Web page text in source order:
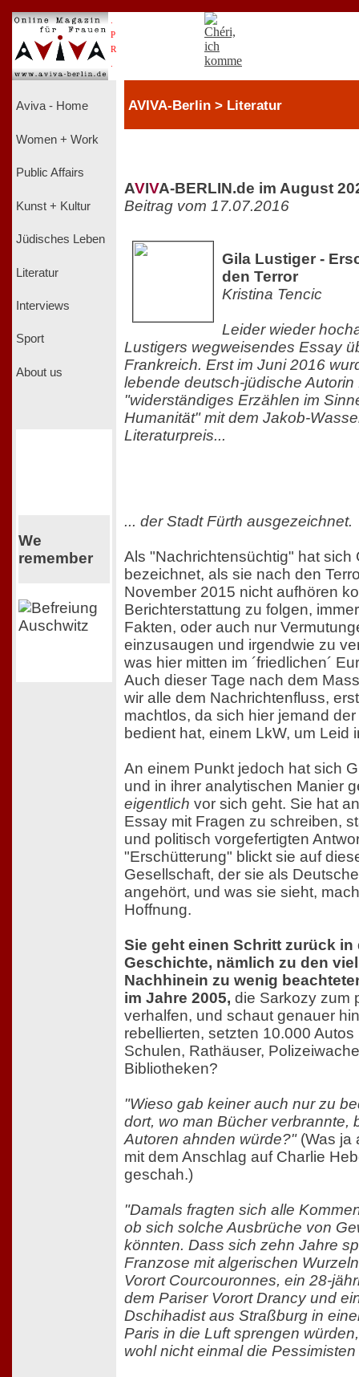
P
R
Aviva - Home
Women + Work
Public Affairs
Kunst + Kultur
Jüdisches Leben
Literatur
Interviews
Sport
About us
We
remember
AVIVA-Berlin > Literatur
AVIVA-BERLIN.de im August
Beitrag vom 17.07.2016
Gila Lustiger -
den Terror
Kristina Tencic
Leider wieder
Lustigers wegweisendes Essay
Frankreich. Erst im Juni 2016
lebende deutsch-jüdische Autorin
"widerständiges Erzählen im
Humanität" mit dem Jakob-
Literaturpreis...
... der Stadt Fürth ausgezeichnet.
Als "Nachrichtensüchtig" hat sich
bezeichnet, als sie nach den
November 2015 nicht aufhören
Berichterstattung zu folgen,
Fakten, oder auch nur
einzusaugen und irgendwie zu
was hier mitten im ´friedlichen´
Auch dieser Tage nach dem
wir alle dem Nachrichtenfluss,
machtlos, da sich hier jemand
bedient hat, einem LkW, um Leid
An einem Punkt jedoch hat sich
und in ihrer analytischen Manier
eigentlich vor sich geht. Sie hat
Essay mit Fragen zu schreiben,
und politisch vorgefertigten
"Erschütterung" blickt sie auf
Gesellschaft, der sie als
angehört, und was sie sieht,
Hoffnung.
Sie geht einen Schritt zurück in
Geschichte, nämlich zu den
Nachhinein zu wenig
im Jahre 2005, die Sarkozy zum
verhalfen, und schaut genauer
rebellierten, setzten 10.000
Schulen, Rathäuser,
Bibliotheken?
"Wieso gab keiner auch nur zu
dort, wo man Bücher verbrannte,
Autoren ahnden würde?"(Was ja
mit dem Anschlag auf Charlie
geschah.)
"Damals fragten sich alle
ob sich solche Ausbrüche von
könnten. Dass sich zehn Jahre
Franzose mit algerischen
Vorort Courcouronnes, ein 28-
dem Pariser Vorort Drancy und
Dschihadist aus Straßburg in
Paris in die Luft sprengen
wohl nicht einmal die